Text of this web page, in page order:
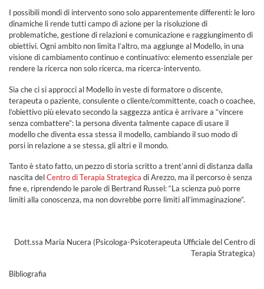
I possibili mondi di intervento sono solo apparentemente differenti: le loro
dinamiche li rende tutti campo di azione per la risoluzione di
problematiche, gestione di relazioni e comunicazione e raggiungimento di
obiettivi. Ogni ambito non limita l’altro, ma aggiunge al Modello, in una
visione di cambiamento continuo e continuativo: elemento essenziale per
rendere la ricerca non solo ricerca, ma ricerca-intervento.
Sia che ci si approcci al Modello in veste di formatore o discente,
terapeuta o paziente, consulente o cliente/committente, coach o coachee,
l’obiettivo più elevato secondo la saggezza antica è arrivare a “vincere
senza combattere”: la persona diventa talmente capace di usare il
modello che diventa essa stessa il modello, cambiando il suo modo di
porsi in relazione a se stessa, gli altri e il mondo.
Tanto è stato fatto, un pezzo di storia scritto a trent’anni di distanza dalla
nascita delCentro di Terapia Strategica di Arezzo, ma il percorso è senza
fine e, riprendendo le parole di Bertrand Russel: “La scienza può porre
limiti alla conoscenza, ma non dovrebbe porre limiti all’immaginazione”.
Dott.ssa Maria Nucera (Psicologa-Psicoterapeuta Ufficiale del Centro di
Terapia Strategica)
Bibliografia